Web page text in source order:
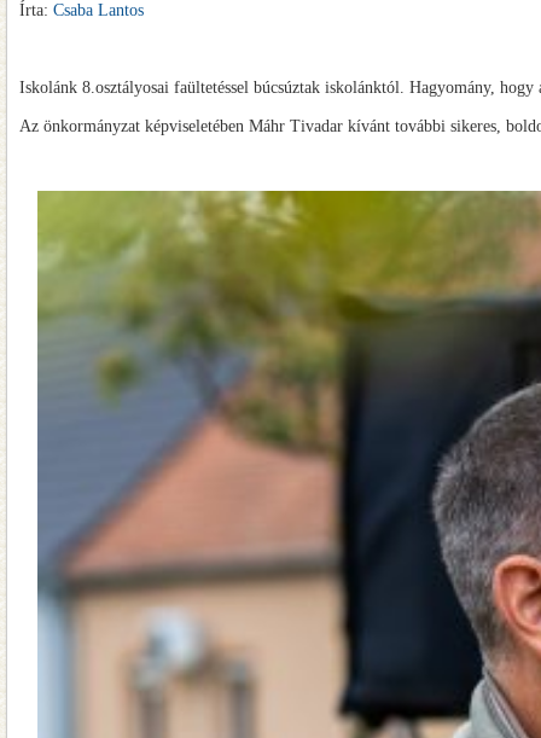
Írta: Csaba Lantos
Iskolánk 8.osztályosai faültetéssel búcsúztak iskolánktól. Hagyomány,
Az önkormányzat képviseletében Máhr Tivadar kívánt további sikeres,